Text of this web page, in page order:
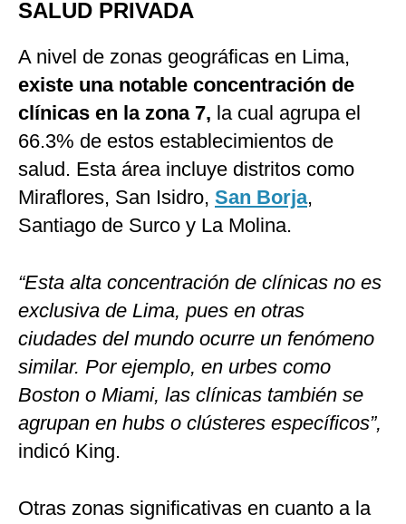
SALUD PRIVADA
A nivel de zonas geográficas en Lima,
existe una notable concentración de
clínicas en la zona 7, la cual agrupa el
66.3% de estos establecimientos de
salud. Esta área incluye distritos como
Miraflores, San Isidro, San Borja,
Santiago de Surco y La Molina.
“Esta alta concentración de clínicas no es
exclusiva de Lima, pues en otras
ciudades del mundo ocurre un fenómeno
similar. Por ejemplo, en urbes como
Boston o Miami, las clínicas también se
agrupan en hubs o clústeres específicos”,
indicó King.
Otras zonas significativas en cuanto a la